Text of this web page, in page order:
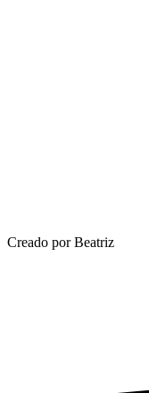
Creado por Beatriz